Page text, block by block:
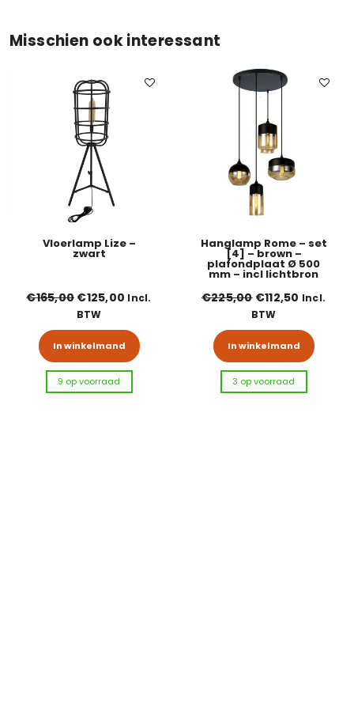
Misschien ook interessant
Vloerlamp Lize –
zwart
€165,00 Oorspronkelijke prijs was: €165,00.
€125,00 Huidige prijs is: €125,00.
Incl.
BTW
In winkelmand
9 op voorraad
Hanglamp Rome – set
[4] – brown –
plafondplaat Ø 500
mm – incl lichtbron
€225,00 Oorspronkelijke
€112,50 Huidige
Incl.
BTW
In winkelmand
3 op voorraad